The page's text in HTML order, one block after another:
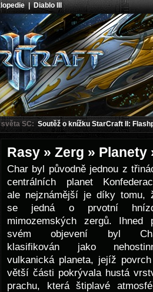
|Diablo III
SC: Soutěž o knížku StarCraft II:
Rasy » Zerg » Planety
Char byl původně jednou z
centrálních planet
ale nejznámější je díky tomu,
se jedná o prvotní
mimozemských zergů. Ihned
svém objevení byl
klasifikován jako
vulkanická planeta, jejíž
větší části pokrývala hustá
prachu, která štiplavé